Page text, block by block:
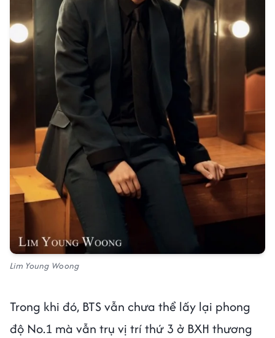
Lim Young Woong
Trong khi đó, BTS vẫn chưa thể lấy lại phong
độ No.1 mà vẫn trụ vị trí thứ 3 ở BXH thương